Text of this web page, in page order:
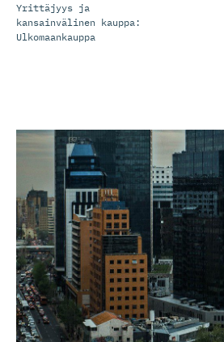
Yrittäjyys ja
kansainvälinen kauppa: